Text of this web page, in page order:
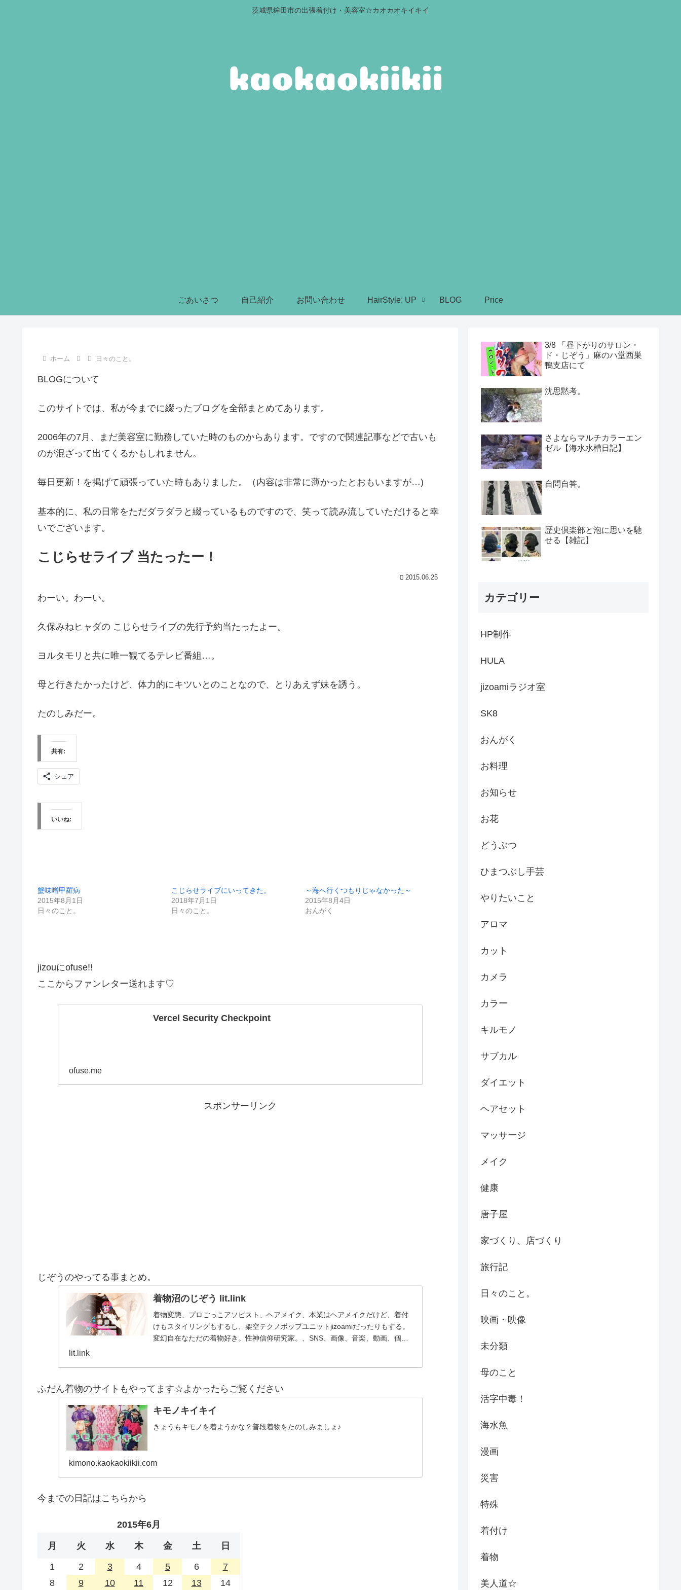
茨城県鉾田市の出張着付け・美容室☆カオカオキイキイ
ごあいさつ 自己紹介 お問い合わせ HairStyle: UP BLOG Price
ホーム 日々のこと。
BLOGについて
このサイトでは、私が今までに綴ったブログを全部まとめてあります。
2006年の7月、まだ美容室に勤務していた時のものからあります。ですので関連記事などで古いも
のが混ざって出てくるかもしれません。
毎日更新！を掲げて頑張っていた時もありました。（内容は非常に薄かったとおもいますが…)
基本的に、私の日常をただダラダラと綴っているものですので、笑って読み流していただけると幸
いでございます。
こじらせライブ 当たったー！
2015.06.25
わーい。わーい。
久保みねヒャダの こじらせライブの先行予約当たったよー。
ヨルタモリと共に唯一観てるテレビ番組…。
母と行きたかったけど、体力的にキツいとのことなので、とりあえず妹を誘う。
たのしみだー。
共有:
シェア
いいね:
蟹味噌甲羅病
2015年8月1日
日々のこと。
こじらせライブにいってきた。
2018年7月1日
日々のこと。
～海へ行くつもりじゃなかった～
2015年8月4日
おんがく
jizouにofuse!!
ここからファンレター送れます♡
Vercel Security Checkpoint
ofuse.me
スポンサーリンク
じぞうのやってる事まとめ。
着物沼のじぞう lit.link
着物変態、プロごっこアソビスト、ヘアメイク、本業はヘアメイクだけど、着付
けもスタイリングもするし、架空テクノポップユニットjizoamiだったりもする。
変幻自在なただの着物好き。性神信仰研究家。、SNS、画像、音楽、動画、個性
lit.link
ふだん着物のサイトもやってます☆よかったらご覧ください
キモノキイキイ
きょうもキモノを着ようかな？普段着物をたのしみましょ♪
kimono.kaokaokiikii.com
今までの日記はこちらから
2015年6月
月 火 水 木 金 土 日
1 2 3 4 5 6
7
8
9 10 11 12 13
14
3/8 「昼下がりのサロン・
ド・じぞう」麻のハ堂西巣
鴨支店にて
沈思黙考。
さよならマルチカラーエン
ゼル【海水水槽日記】
自問自答。
歴史倶楽部と泡に思いを馳
せる【雑記】
カテゴリー
HP制作
HULA
jizoamiラジオ室
SK8
おんがく
お料理
お知らせ
お花
どうぶつ
ひまつぶし手芸
やりたいこと
アロマ
カット
カメラ
カラー
キルモノ
サブカル
ダイエット
ヘアセット
マッサージ
メイク
健康
唐子屋
家づくり、店づくり
旅行記
日々のこと。
映画・映像
未分類
母のこと
活字中毒！
海水魚
漫画
災害
特殊
着付け
着物
美人道☆